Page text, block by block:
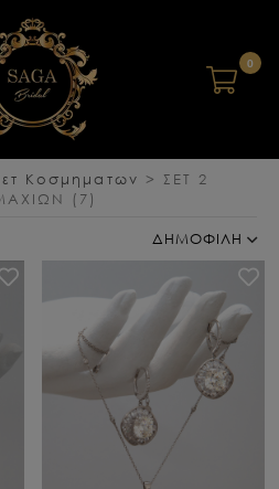
0
Κοσμηματων > ΣΕΤ 2
(7)
ΔΗΜΟΦΙΛΗ